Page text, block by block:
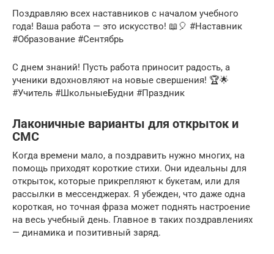
Поздравляю всех наставников с началом учебного
года! Ваша работа — это искусство! 📖🎈 #Наставник
#Образование #Сентябрь
С днем знаний! Пусть работа приносит радость, а
ученики вдохновляют на новые свершения! 🏆🌟
#Учитель #ШкольныеБудни #Праздник
Лаконичные варианты для открыток и
СМС
Когда времени мало, а поздравить нужно многих, на
помощь приходят короткие стихи. Они идеальны для
открыток, которые прикрепляют к букетам, или для
рассылки в мессенджерах. Я убежден, что даже одна
короткая, но точная фраза может поднять настроение
на весь учебный день. Главное в таких поздравлениях
— динамика и позитивный заряд.